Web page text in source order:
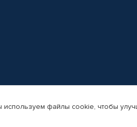
2015-2026. Все права защищены.
используем файлы cookie, чтобы